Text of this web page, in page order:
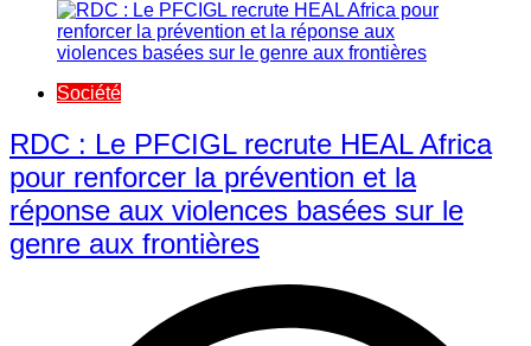
Société
RDC : Le PFCIGL recrute HEAL Africa
pour renforcer la prévention et la
réponse aux violences basées sur le
genre aux frontières